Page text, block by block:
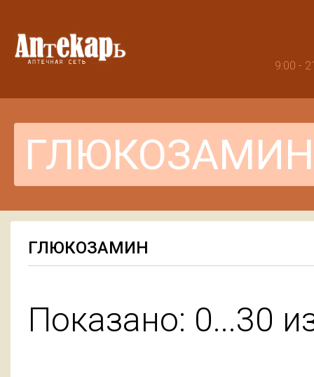
9:00 -
ГЛЮКОЗАМИН
Показано: 0...30